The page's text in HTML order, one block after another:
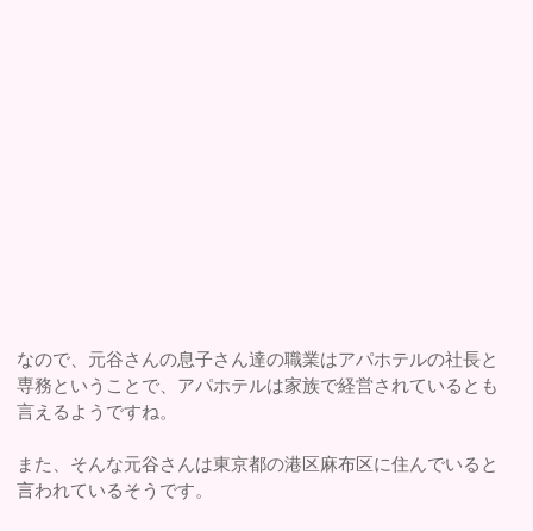
なので、元谷さんの息子さん達の職業はアパホテルの社長と
専務ということで、アパホテルは家族で経営されているとも
言えるようですね。
また、そんな元谷さんは東京都の港区麻布区に住んでいると
言われているそうです。